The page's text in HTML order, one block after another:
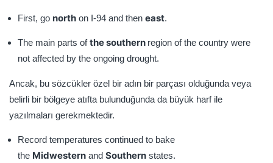
First, go north on I-94 and then east.
The main parts ofthe southern region of the country were
not affected by the ongoing drought.
Ancak, bu sözcükler özel bir adın bir parçası olduğunda veya
belirli bir bölgeye atıfta bulunduğunda da büyük harf ile
yazılmaları gerekmektedir.
Record temperatures continued to bake
the Midwestern and Southern states.